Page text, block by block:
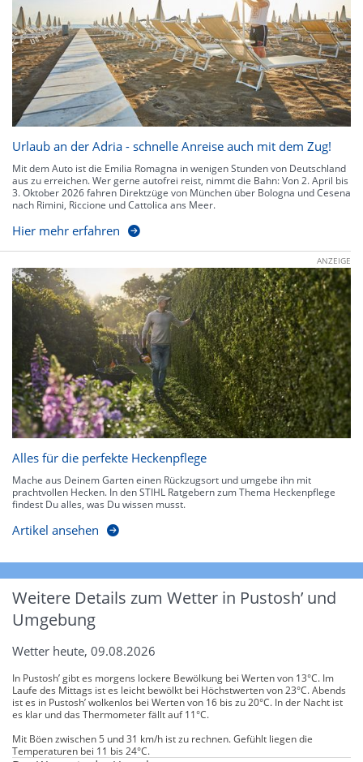
Urlaub an der Adria - schnelle Anreise auch mit dem Zug!
Mit dem Auto ist die Emilia Romagna in wenigen Stunden von Deutschland
aus zu erreichen. Wer gerne autofrei reist, nimmt die Bahn: Von 2. April bis
3. Oktober 2026 fahren Direktzüge von München über Bologna und Cesena
nach Rimini, Riccione und Cattolica ans Meer.
Hier mehr erfahren
ANZEIGE
Alles für die perfekte Heckenpflege
Mache aus Deinem Garten einen Rückzugsort und umgebe ihn mit
prachtvollen Hecken. In den STIHL Ratgebern zum Thema Heckenpflege
findest Du alles, was Du wissen musst.
Artikel ansehen
Weitere Details zum Wetter in Pustosh’ und
Umgebung
Wetter heute, 09.08.2026
In Pustosh’ gibt es morgens lockere Bewölkung bei Werten von 13°C. Im
Laufe des Mittags ist es leicht bewölkt bei Höchstwerten von 23°C. Abends
ist es in Pustosh’ wolkenlos bei Werten von 16 bis zu 20°C. In der Nacht ist
es klar und das Thermometer fällt auf 11°C.
Mit Böen zwischen 5 und 31 km/h ist zu rechnen. Gefühlt liegen die
Temperaturen bei 11 bis 24°C.